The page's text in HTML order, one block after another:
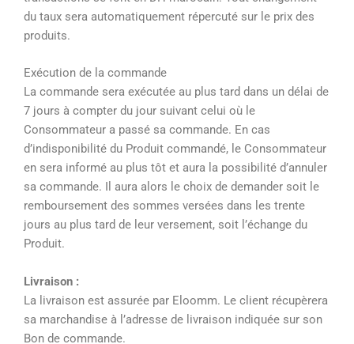
du taux sera automatiquement répercuté sur le prix des
produits.
Exécution de la commande
La commande sera exécutée au plus tard dans un délai de
7 jours à compter du jour suivant celui où le
Consommateur a passé sa commande. En cas
d’indisponibilité du Produit commandé, le Consommateur
en sera informé au plus tôt et aura la possibilité d’annuler
sa commande. Il aura alors le choix de demander soit le
remboursement des sommes versées dans les trente
jours au plus tard de leur versement, soit l’échange du
Produit.
Livraison :
La livraison est assurée par Eloomm. Le client récupèrera
sa marchandise à l’adresse de livraison indiquée sur son
Bon de commande.